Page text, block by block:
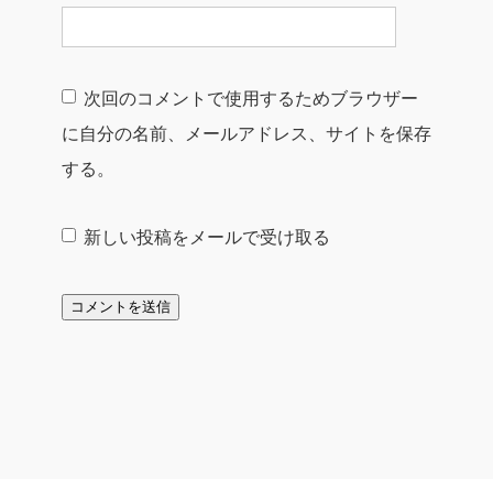
次回のコメントで使用するためブラウザー
に自分の名前、メールアドレス、サイトを保存
する。
新しい投稿をメールで受け取る